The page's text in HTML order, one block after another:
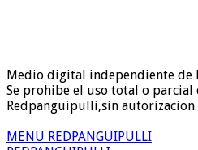
Medio digital independiente de
Se prohibe el uso total o parcial
Redpanguipulli,sin autorizacion.
MENU REDPANGUIPULLI